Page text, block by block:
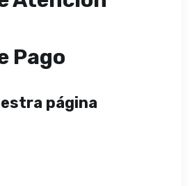
Pago
página